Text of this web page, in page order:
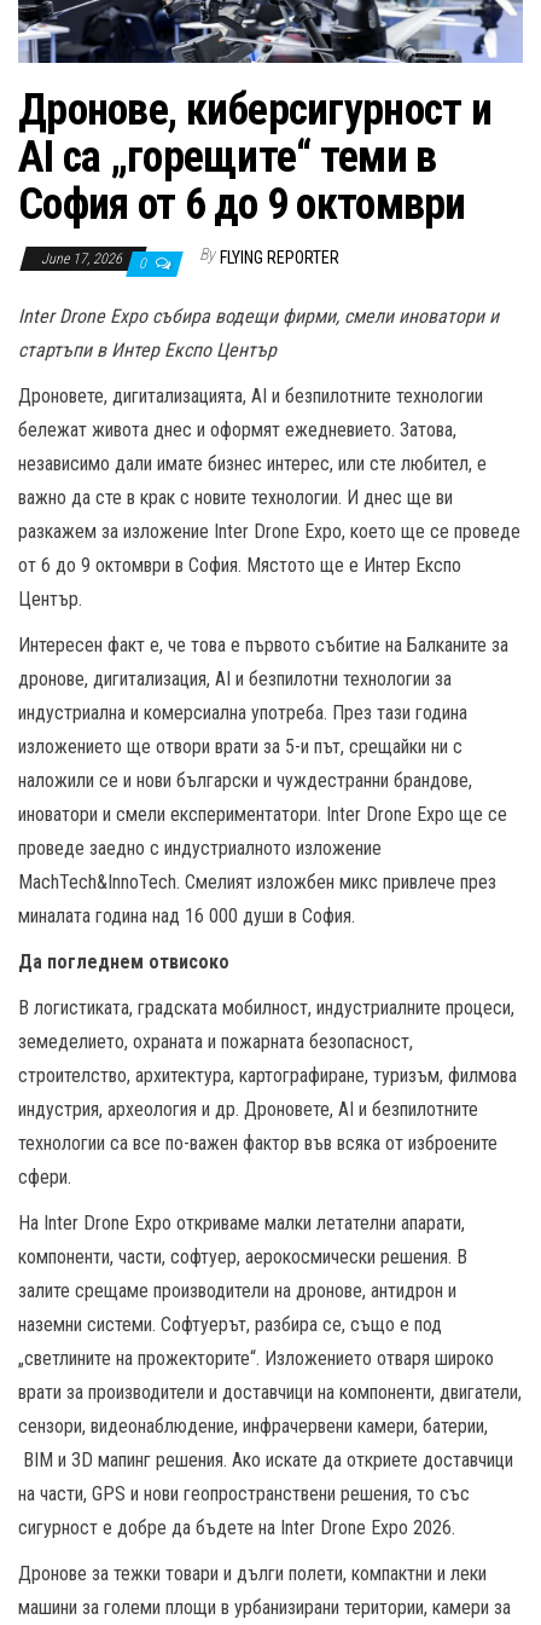
Дронове, киберсигурност и
AI са „горещите“ теми в
София от 6 до 9 октомври
June 17, 2026 0 By FLYING REPORTER
Inter Drone Expo събира водещи фирми, смели иноватори и
стартъпи в Интер Експо Център
Дроновете, дигитализацията, AI и безпилотните технологии
бележат живота днес и оформят ежедневието. Затова,
независимо дали имате бизнес интерес, или сте любител, е
важно да сте в крак с новите технологии. И днес ще ви
разкажем за изложение Inter Drone Expo, което ще се проведе
от 6 до 9 октомври в София. Мястото ще е Интер Експо
Център.
Интересен факт е, че това е първото събитие на Балканите за
дронове, дигитализация, AI и безпилотни технологии за
индустриална и комерсиална употреба. През тази година
изложението ще отвори врати за 5-и път, срещайки ни с
наложили се и нови български и чуждестранни брандове,
иноватори и смели експериментатори. Inter Drone Expo ще се
проведе заедно с индустриалното изложение
MachTech&InnoTech. Смелият изложбен микс привлече през
миналата година над 16 000 души в София.
Да погледнем отвисоко
В логистиката, градската мобилност, индустриалните процеси,
земеделието, охраната и пожарната безопасност,
строителство, архитектура, картографиране, туризъм, филмова
индустрия, археология и др. Дроновете, AI и безпилотните
технологии са все по-важен фактор във всяка от изброените
сфери.
На Inter Drone Expo откриваме малки летателни апарати,
компоненти, части, софтуер, аерокосмически решения. В
залите срещаме производители на дронове, антидрон и
наземни системи. Софтуерът, разбира се, също е под
„светлините на прожекторите“. Изложението отваря широко
врати за производители и доставчици на компоненти, двигатели,
сензори, видеонаблюдение, инфрачервени камери, батерии,
BIM и 3D мапинг решения. Ако искате да откриете доставчици
на части, GPS и нови геопространствени решения, то със
сигурност е добре да бъдете на Inter Drone Expo 2026.
Дронове за тежки товари и дълги полети, компактни и леки
машини за големи площи в урбанизирани територии, камери за